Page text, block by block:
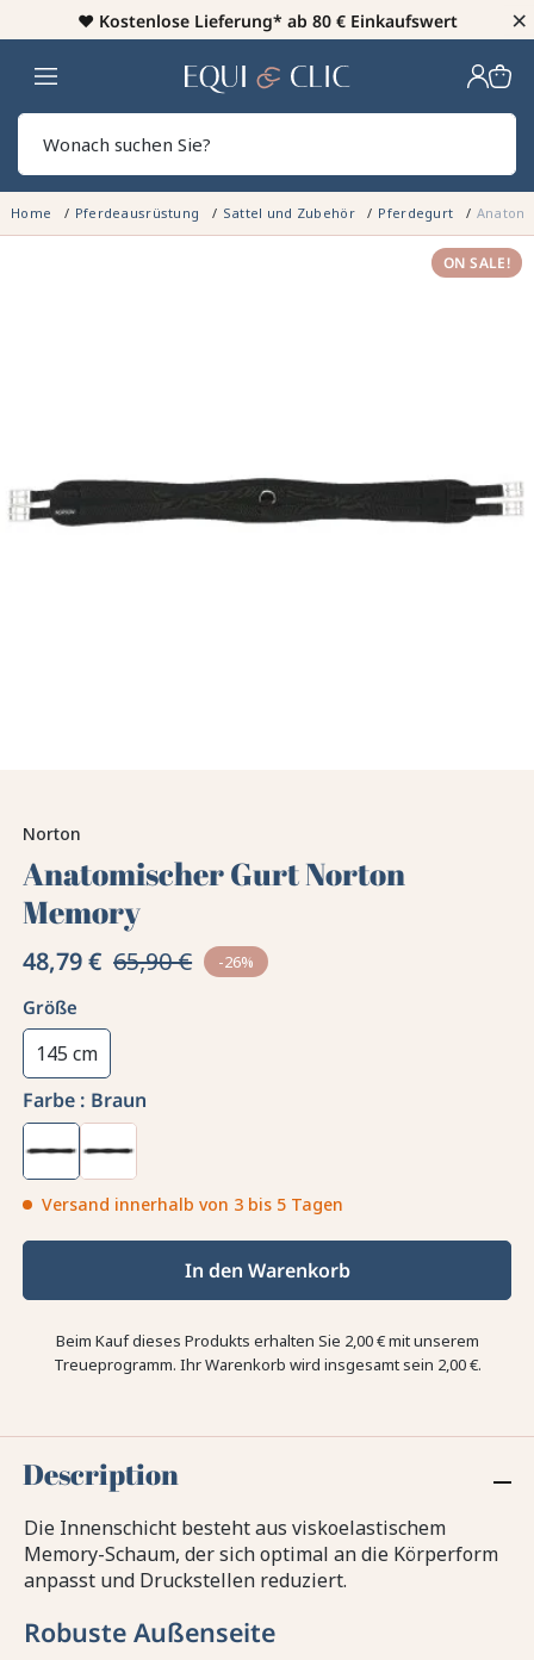
♥️ Kostenlose Lieferung* ab 80 € Einkaufswert ×
Heim
Home Pferdeausrüstung Sattel und Zubehör Pferdegurt
ON SALE!
Norton
Anatomischer Gurt Norton
Memory
48,79 € 65,90 € -26%
Größe
145 cm
Farbe : Braun
Versand innerhalb von 3 bis 5 Tagen
In den Warenkorb
Beim Kauf dieses Produkts erhalten Sie 2,00 €mit unserem
Treueprogramm. Ihr Warenkorb wird insgesamt sein 2,00 €.
Description
Die Innenschicht besteht aus viskoelastischem
Memory-Schaum, der sich optimal an die Körperform
anpasst und Druckstellen reduziert.
Robuste Außenseite